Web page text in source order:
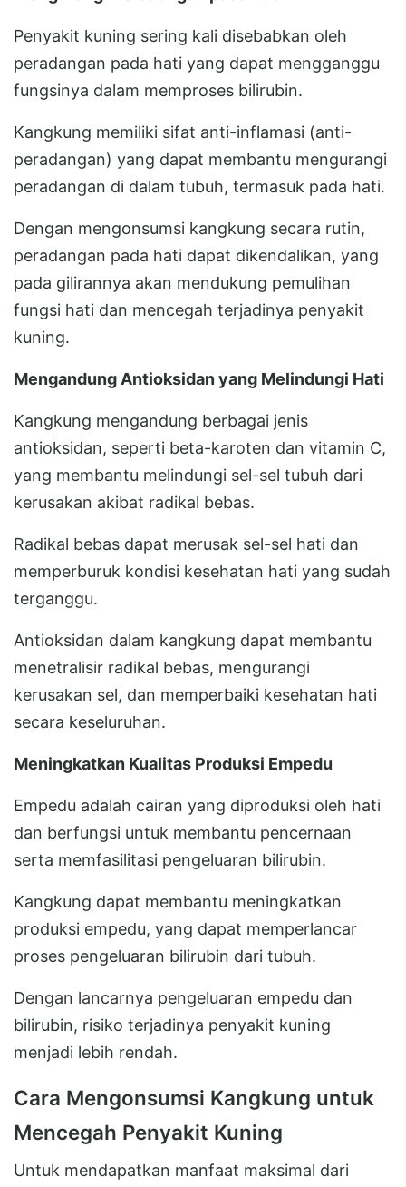
Penyakit kuning sering kali disebabkan oleh
peradangan pada hati yang dapat mengganggu
fungsinya dalam memproses bilirubin.
Kangkung memiliki sifat anti-inflamasi (anti-
peradangan) yang dapat membantu mengurangi
peradangan di dalam tubuh, termasuk pada hati.
Dengan mengonsumsi kangkung secara rutin,
peradangan pada hati dapat dikendalikan, yang
pada gilirannya akan mendukung pemulihan
fungsi hati dan mencegah terjadinya penyakit
kuning.
Mengandung Antioksidan yang Melindungi Hati
Kangkung mengandung berbagai jenis
antioksidan, seperti beta-karoten dan vitamin C,
yang membantu melindungi sel-sel tubuh dari
kerusakan akibat radikal bebas.
Radikal bebas dapat merusak sel-sel hati dan
memperburuk kondisi kesehatan hati yang sudah
terganggu.
Antioksidan dalam kangkung dapat membantu
menetralisir radikal bebas, mengurangi
kerusakan sel, dan memperbaiki kesehatan hati
secara keseluruhan.
Meningkatkan Kualitas Produksi Empedu
Empedu adalah cairan yang diproduksi oleh hati
dan berfungsi untuk membantu pencernaan
serta memfasilitasi pengeluaran bilirubin.
Kangkung dapat membantu meningkatkan
produksi empedu, yang dapat memperlancar
proses pengeluaran bilirubin dari tubuh.
Dengan lancarnya pengeluaran empedu dan
bilirubin, risiko terjadinya penyakit kuning
menjadi lebih rendah.
Cara Mengonsumsi Kangkung untuk
Mencegah Penyakit Kuning
Untuk mendapatkan manfaat maksimal dari